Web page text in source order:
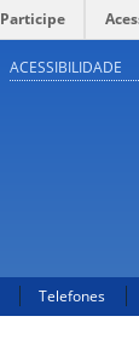
Participe
ACESSIBILIDADE
Telefones